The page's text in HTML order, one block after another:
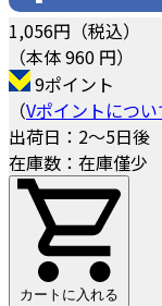
1,056円（税込）
（本体 960 円）
9ポイント
（Vポイントについ
出荷日：2～5日後
在庫数：在庫僅少
カートに入れる